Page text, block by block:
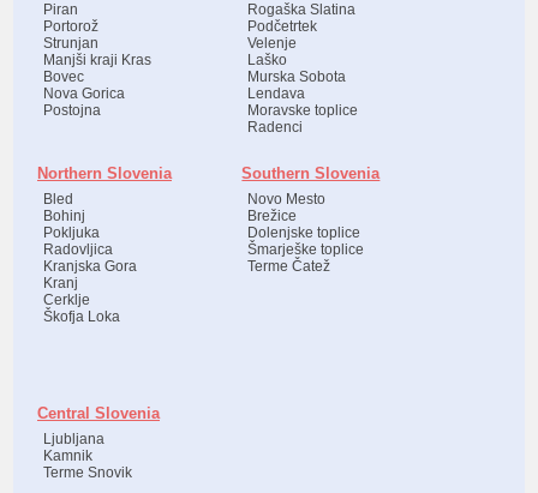
Piran
Portorož
Strunjan
Manjši kraji Kras
Bovec
Nova Gorica
Postojna
Rogaška Slatina
Podčetrtek
Velenje
Laško
Murska Sobota
Lendava
Moravske toplice
Radenci
Northern Slovenia
Bled
Bohinj
Pokljuka
Radovljica
Kranjska Gora
Kranj
Cerklje
Škofja Loka
Southern Slovenia
Novo Mesto
Brežice
Dolenjske toplice
Šmarješke toplice
Terme Čatež
Central Slovenia
Ljubljana
Kamnik
Terme Snovik